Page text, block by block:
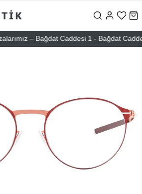
– Bağdat Caddesi 1 - Bağdat